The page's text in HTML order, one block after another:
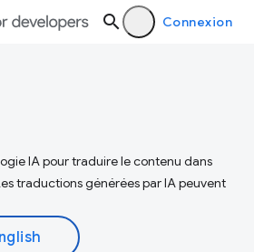
Connexion
IA pour traduire le contenu dans
traductions générées par IA peuvent